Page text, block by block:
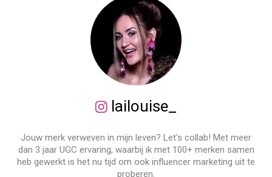
lailouise_
Jouw merk verweven in mijn leven? Let's collab! Met meer
dan 3 jaar UGC ervaring, waarbij ik met 100+ merken samen
heb gewerkt is het nu tijd om ook influencer marketing uit te
proberen.